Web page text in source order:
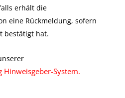
erhält die
eine Rückmeldung, sofern
bestätigt hat.
System.